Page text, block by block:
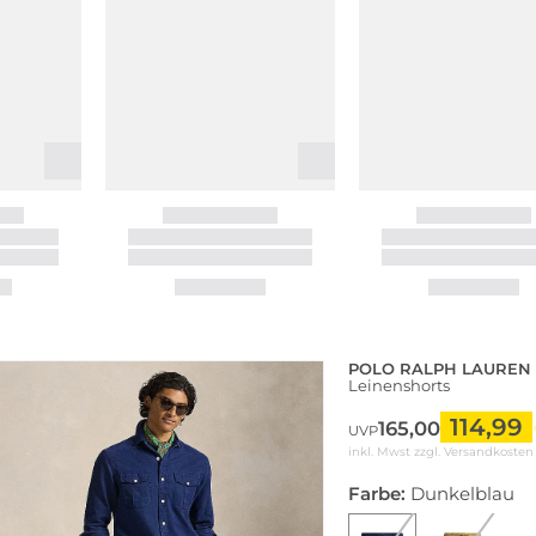
POLO RALPH LAUREN
Leinenshorts
UVP165,00 114,99
inkl. Mwst zzgl. Versandkosten
Farbe: Dunkelblau